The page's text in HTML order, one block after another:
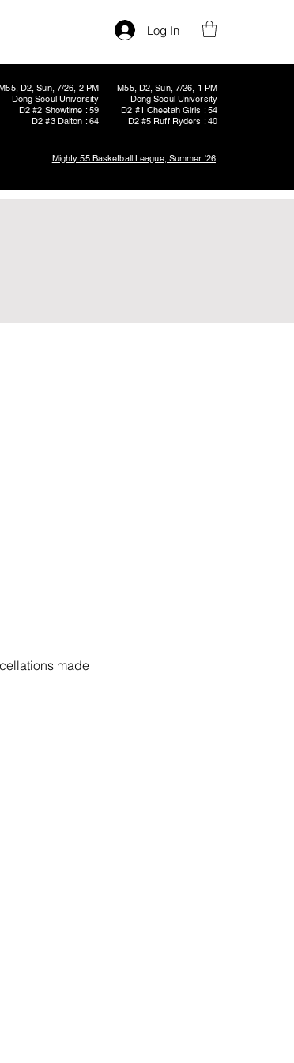
Log In
D2, Sun, 7/26, 2 PM
Dong Seoul University
D2 #2 Showtime : 59
D2 #3 Dalton : 64
M55, D2, Sun, 7/26, 1 PM
Dong Seoul University
D2 #1 Cheetah Girls : 54
D2 #5 Ruff Ryders : 40
Mighty 55 Basketball League, Summer '26
made